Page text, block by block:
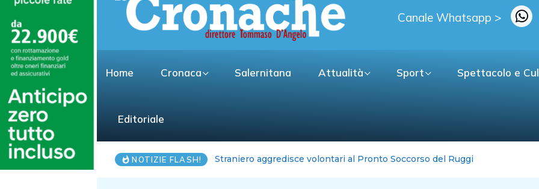
Canale Whatsapp >
Home Cronaca Salernitana Attualità Sport Spettacolo e
Editoriale
NOTIZIE FLASH! Salernitana, battuto 2-1 il Sambiase